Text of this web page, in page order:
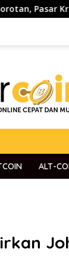
dan Global
ALT-